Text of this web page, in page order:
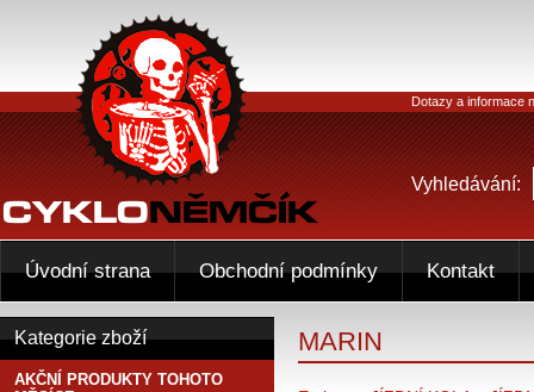
MARIN
Kategorie zboží
AKČNÍ PRODUKTY TOHOTO
Dotazy a informace
Vyhledávání:
Úvodní strana Obchodní podmínky Kontakt